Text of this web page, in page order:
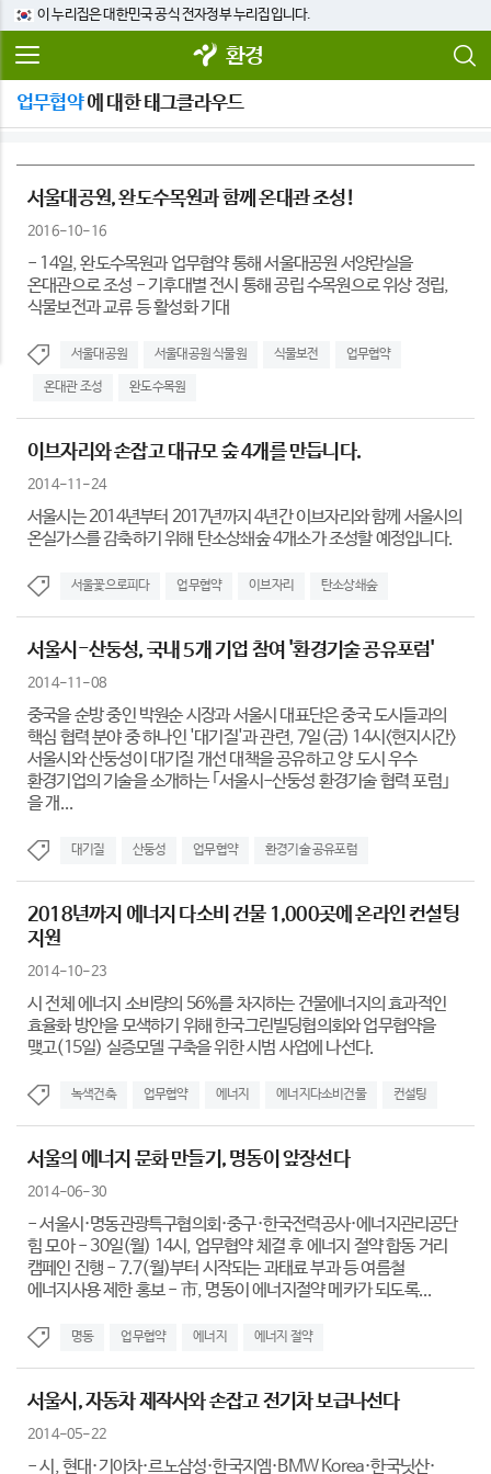
이 누리집은 대한민국 공식 전자정부 누리집입니다.
환경
업무협약에 대한 태그클라우드
서울대공원, 완도수목원과 함께 온대관 조성!
2016-10-16
- 14일, 완도수목원과 업무협약 통해 서울대공원 서양란실을
온대관으로 조성 - 기후대별 전시 통해 공립 수목원으로 위상 정립,
식물보전과 교류 등 활성화 기대
서울대공원 서울대공원 식물원 식물보전 업무협약
온대관 조성 완도수목원
이브자리와 손잡고 대규모 숲 4개를 만듭니다.
2014-11-24
서울시는 2014년부터 2017년까지 4년간 이브자리와 함께 서울시의
온실가스를 감축하기 위해 탄소상쇄숲 4개소가 조성할 예정입니다.
서울꽃으로피다 업무협약 이브자리 탄소상쇄숲
서울시-산둥성, 국내 5개 기업 참여 '환경기술 공유포럼'
2014-11-08
중국을 순방 중인 박원순 시장과 서울시 대표단은 중국 도시들과의
핵심 협력 분야 중 하나인 '대기질'과 관련, 7일(금) 14시<현지시간>
서울시와 산둥성이 대기질 개선 대책을 공유하고 양 도시 우수
환경기업의 기술을 소개하는 ｢서울시-산둥성 환경기술 협력 포럼｣
을 개...
대기질 산둥성 업무협약 환경기술 공유포럼
2018년까지 에너지 다소비 건물 1,000곳에 온라인 컨설팅
지원
2014-10-23
시 전체 에너지 소비량의 56%를 차지하는 건물에너지의 효과적인
효율화 방안을 모색하기 위해 한국그린빌딩협의회와 업무협약을
맺고(15일) 실증모델 구축을 위한 시범 사업에 나선다.
녹색건축 업무협약 에너지 에너지다소비건물 컨설팅
서울의 에너지 문화 만들기, 명동이 앞장선다
2014-06-30
- 서울시·명동관광특구협의회·중구·한국전력공사·에너지관리공단
힘 모아 - 30일(월) 14시, 업무협약 체결 후 에너지 절약 합동 거리
캠페인 진행 - 7.7(월)부터 시작되는 과태료 부과 등 여름철
에너지사용 제한 홍보 - 市, 명동이 에너지절약 메카가 되도록...
명동 업무협약 에너지 에너지 절약
서울시, 자동차 제작사와 손잡고 전기차 보급나선다
2014-05-22
- 시, 현대·기아차·르노삼성·한국지엠·BMW Korea·한국닛산·